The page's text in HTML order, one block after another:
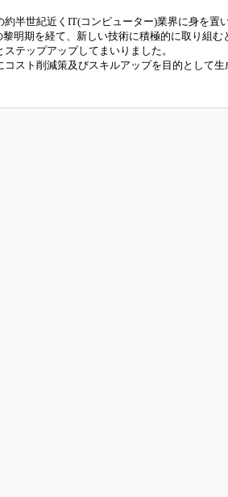
半世紀近くIT(コンピューター)業界に身を置
黎明期を経て、新しい技術に積極的に取り
テップアップしてまいりました。
スト削減策及びスキルアップを目的として